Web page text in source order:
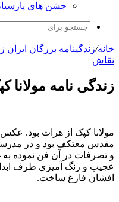
جشن های
خانه/زندگینامه بزرگان ایران
نقاش
زندگی نامه مولانا
مولانا کپک از هرات بود.
مقدس معتکف بود و در
و تصرفات در آن فن نموده
عجیب و رنگ آمیزی طرف
افشان فارغ ساخت.